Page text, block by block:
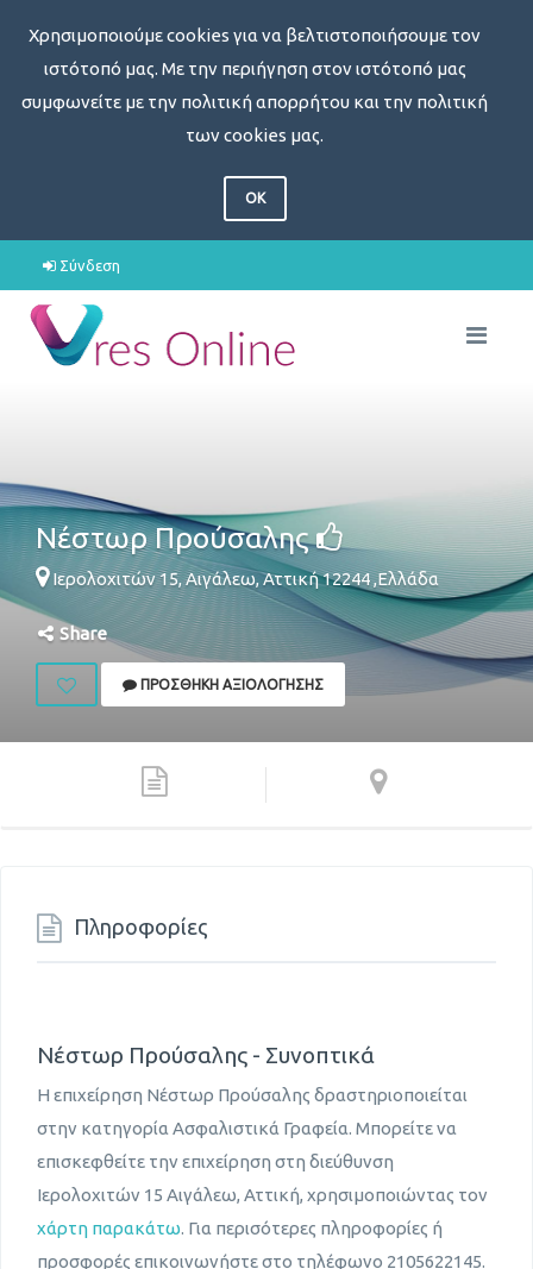
Χρησιμοποιούμε cookies για να βελτιστοποιήσουμε τον
ιστότοπό μας. Με την περιήγηση στον ιστότοπό μας
συμφωνείτε με την πολιτική απορρήτου και την πολιτική
των cookies μας.
OK
Σύνδεση
Νέστωρ Προύσαλης
Ιερολοχιτών 15,Αιγάλεω,Αττική12244,Ελλάδα
Share
ΠΡΟΣΘΉΚΗ ΑΞΙΟΛΌΓΗΣΗΣ
Πληροφορίες
Νέστωρ Προύσαλης - Συνοπτικά
Η επιχείρηση Νέστωρ Προύσαλης δραστηριοποιείται
στην κατηγορία Ασφαλιστικά Γραφεία. Μπορείτε να
επισκεφθείτε την επιχείρηση στη διεύθυνση
Ιερολοχιτών 15 Αιγάλεω, Αττική, χρησιμοποιώντας τον
χάρτη παρακάτω. Για περισότερες πληροφορίες ή
προσφορές επικοινωνήστε στο τηλέφωνο 2105622145.